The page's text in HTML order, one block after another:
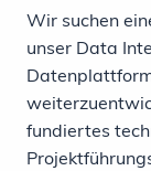
Wir suchen
unser Data
fundiertes